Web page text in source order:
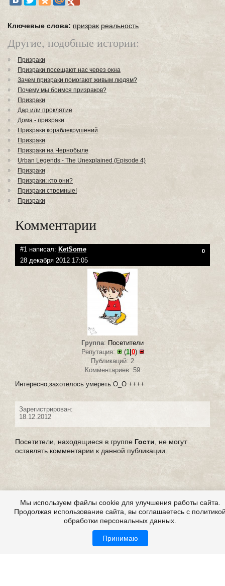
Ключевые слова: призрак реальность
Другие, подобные истории:
Призраки
Призраки посещают нас через окна
Зачем призраки помогают живым людям?
Почему мы боимся призраков?
Призраки
Дар или проклятие
Дома - призраки
Призраки кораблекрушений
Призраки
Призраки на Чернобыле
Urban Legends - The Unexplained (Episode 4)
Призраки
Призраки: кто они?
Призраки стремные!
Призраки
Комментарии
#1 написал: KetSome 0
28 декабря 2012 17:05
Группа: Посетители
Репутация:
(1| 0)
Публикаций: 2
Комментариев: 59
Интересно,захотелось умереть О_О ++++
Зарегистрирован:
18.12.2012
Посетители, находящиеся в группе Гости, не могут
оставлять комментарии к данной публикации.
Мы используем файлы cookie для улучшения работы сайта.
Продолжая использование сайта, вы соглашаетесь с
обработки персональных данных.
Принимаю